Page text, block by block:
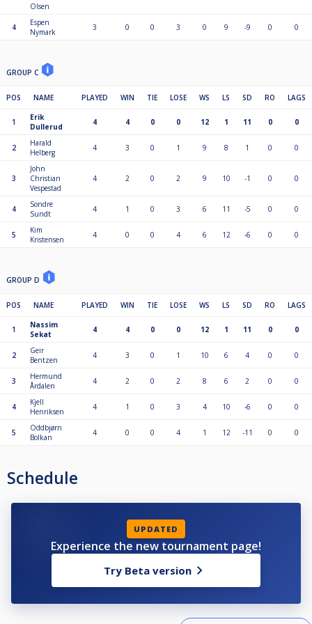
Olsen
4
Espen
Nymark
3 0 0 3 0 9 -9 0 0
GROUP C
POS NAME PLAYED WIN TIE LOSE WS LS SD RO LAGS
1
Erik
Dullerud
4 4 0 0 12 1 11 0 0
2
Harald
Helberg
4 3 0 1 9 8 1 0 0
3
John
Christian
Vespestad
4 2 0 2 9 10 -1 0 0
4
Sondre
Sundt
4 1 0 3 6 11 -5 0 0
5
Kim
Kristensen
4 0 0 4 6 12 -6 0 0
GROUP D
POS NAME PLAYED WIN TIE LOSE WS LS SD RO LAGS
1
Nassim
Sekat
4 4 0 0 12 1 11 0 0
2
Geir
Bentzen
4 3 0 1 10 6 4 0 0
3
Hermund
Årdalen
4 2 0 2 8 6 2 0 0
4
Kjell
Henriksen
4 1 0 3 4 10 -6 0 0
5
Oddbjørn
Bolkan
4 0 0 4 1 12 -11 0 0
Schedule
UPDATED
Experience the new tournament page!
Try Beta version